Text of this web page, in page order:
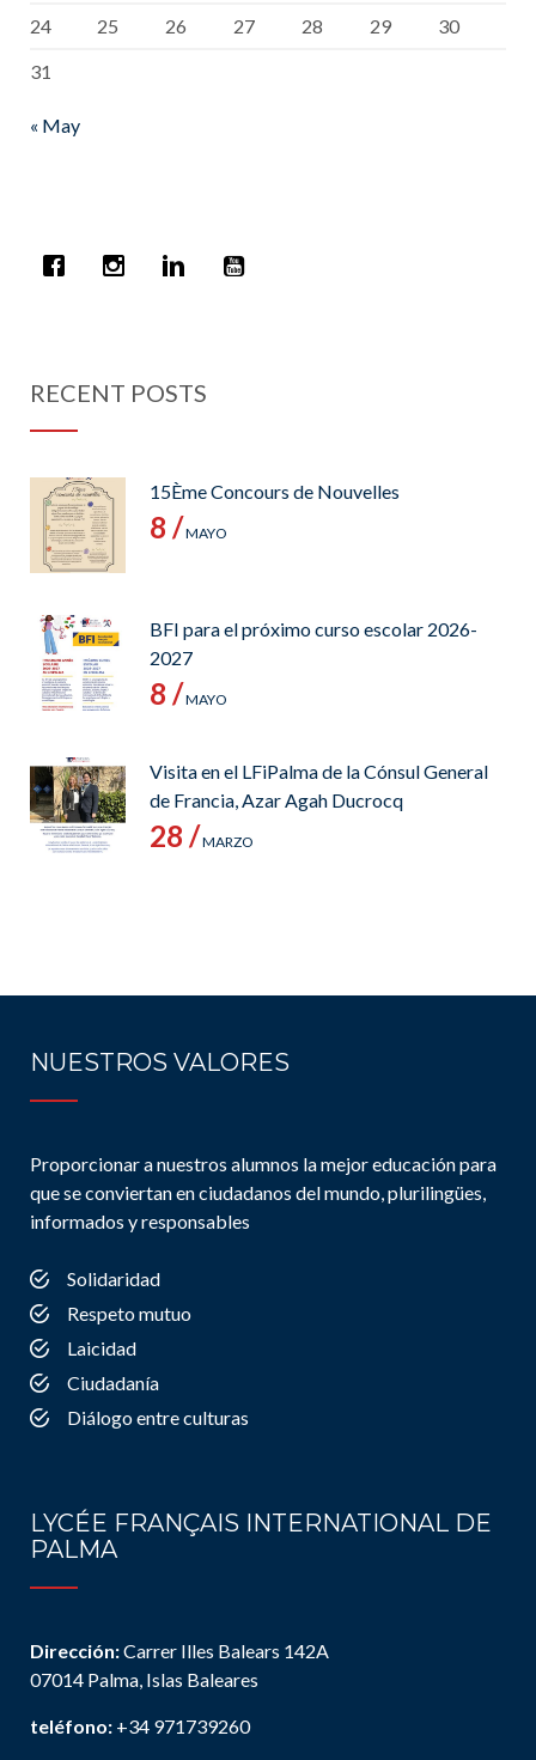
24 25 26 27 28 29
30
31
« May
RECENT POSTS
15Ème Concours de Nouvelles
8 /MAYO
BFI para el próximo curso escolar 2026-
2027
8 /MAYO
Visita en el LFiPalma de la Cónsul General
de Francia, Azar Agah Ducrocq
28 /MARZO
NUESTROS VALORES
Proporcionar a nuestros alumnos la mejor educación para
que se conviertan en ciudadanos del mundo, plurilingües,
informados y responsables
Solidaridad
Respeto mutuo
Laicidad
Ciudadanía
Diálogo entre culturas
LYCÉE FRANÇAIS INTERNATIONAL DE
PALMA
Dirección:Carrer Illes Balears 142A
07014 Palma, Islas Baleares
teléfono: +34 971739260